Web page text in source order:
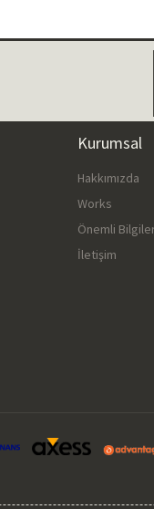
Kurumsal
Hakkımızda
Works
Önemli
İletişim